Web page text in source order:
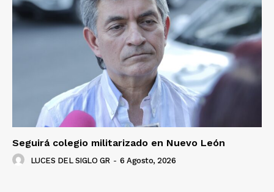
Seguirá colegio militarizado en Nuevo León
LUCES DEL SIGLO GR - 6 Agosto, 2026